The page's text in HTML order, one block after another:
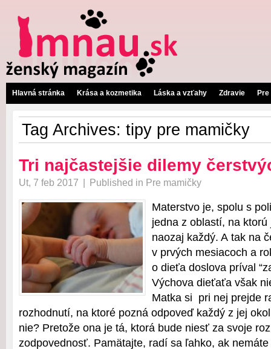
Hlavná stránka Krása a kozmetika Láska a vzťahy Zdravie
Tag Archives: tipy pre mamičky
Tri najčastejšie dilemy
Ut, 7 feb 2017 | Published in Pre mamičky
Materstvo je, spolu s
jedna z oblastí, na
naozaj každý. A tak na
v prvých mesiacoch a
o dieťa doslova príval
Výchova dieťaťa však
Matka si pri nej prejde
rozhodnutí, na ktoré pozná odpoveď každý z jej
nie? Pretože ona je tá, ktorá bude niesť za svoje
zodpovednosť. Pamätajte, radí sa ľahko, ak